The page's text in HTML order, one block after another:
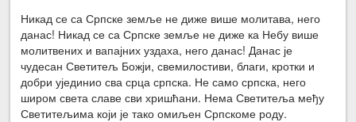
Никад се са Српске земље не диже више молитава, него
данас! Никад се са Српске земље не диже ка Небу више
молитвених и вапајних уздаха, него данас! Данас је
чудесан Светитељ Божји, свемилостиви, благи, кротки и
добри ујединио сва срца српска. Не само српска, него
широм света славе сви хришћани. Нема Светитеља међу
Светитељима који је тако омиљен Српскоме роду.